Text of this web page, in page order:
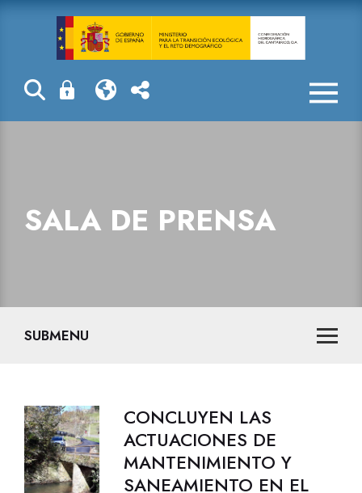
Sala de prensa
SALA DE PRENSA
SUBMENU
CONCLUYEN LAS
ACTUACIONES DE
MANTENIMIENTO Y
SANEAMIENTO EN EL